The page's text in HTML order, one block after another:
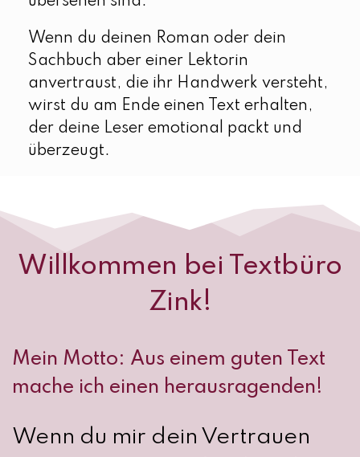
Wenn du deinen Roman oder dein
Sachbuch aber einer Lektorin
anvertraust, die ihr Handwerk versteht,
wirst du am Ende einen Text erhalten,
der deine Leser emotional packt und
überzeugt.
Willkommen bei Textbüro
Zink!
Mein Motto: Aus einem guten Text
mache ich einen herausragenden!
Wenn du mir dein Vertrauen